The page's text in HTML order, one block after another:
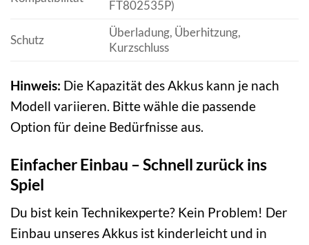
FT802535P)
Schutz
Überladung, Überhitzung,
Kurzschluss
Hinweis: Die Kapazität des Akkus kann je nach
Modell variieren. Bitte wähle die passende
Option für deine Bedürfnisse aus.
Einfacher Einbau – Schnell zurück ins
Spiel
Du bist kein Technikexperte? Kein Problem! Der
Einbau unseres Akkus ist kinderleicht und in